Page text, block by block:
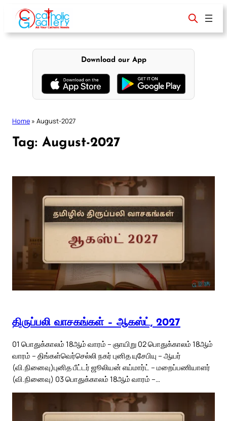
content
Download our App
Home » August-2027
Tag: August-2027
திருப்பலி வாசகங்கள் – ஆகஸ்ட், 2027
01 பொதுக்காலம் 18ஆம் வாரம் – ஞாயிறு 02 பொதுக்காலம் 18ஆம்
வாரம் – திங்கள்வெர்செல்லி நகர் புனித யுசேபியு – ஆயர்
(வி.நினைவு)புனித பீட்டர் ஜூலியன் எய்மார்ட் – மறைப்பணியாளர்
(வி.நினைவு) 03 பொதுக்காலம் 18ஆம் வாரம் –…